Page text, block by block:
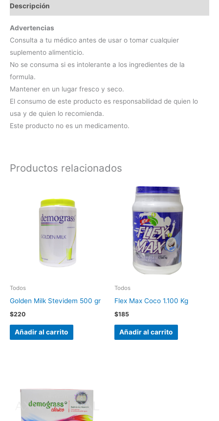
Descripción
Advertencias
Consulta a tu médico antes de usar o tomar cualquier
suplemento alimenticio.
No se consuma si es intolerante a los ingredientes de la
formula.
Mantener en un lugar fresco y seco.
El consumo de este producto es responsabilidad de quien lo
usa y de quien lo recomienda.
Este producto no es un medicamento.
Productos relacionados
Todos
Golden Milk Stevidem 500 gr
$220
Añadir al carrito
Todos
Flex Max Coco 1.100 Kg
$185
Añadir al carrito